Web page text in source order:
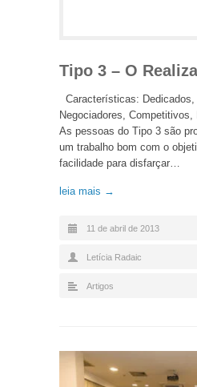
Tipo 3 – O
Características:
Negociadores, Competitivos,
As pessoas do Tipo 3 são
um trabalho bom com o
facilidade para disfarçar…
leia mais →
11 de abril de 2013
Letícia Radaic
Artigos